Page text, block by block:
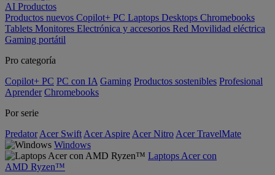
AI Productos
Productos nuevos Copilot+ PC Laptops Desktops Chromebooks
Tablets Monitores Electrónica y accesorios Red Movilidad eléctrica
Gaming portátil
Pro categoría
Copilot+ PC PC con IA Gaming Productos sostenibles Profesional
Aprender Chromebooks
Por serie
Predator Acer Swift Acer Aspire Acer Nitro Acer TravelMate
Windows
Laptops Acer con
AMD Ryzen™